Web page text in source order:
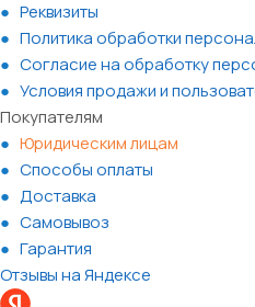
Реквизиты
Политика обработки
Согласие на обработку
Условия продажи и
Покупателям
Юридическим лицам
Способы оплаты
Доставка
Самовывоз
Гарантия
Отзывы на Яндексе